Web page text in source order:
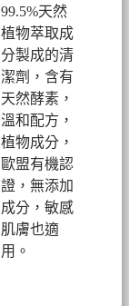
99.5%天然
植物萃取成
分製成的清
潔劑， 含有
天然酵素，
溫和配方，
植物成分，
歐盟有機認
證，無添加
成分，敏感
肌膚也適
用。